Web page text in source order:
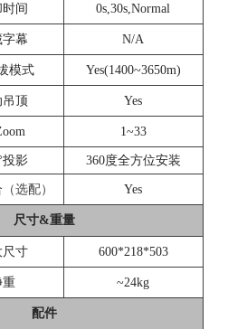
间 0s,30s,Normal
字幕 N/A
模式 Yes(1400~3650m)
吊顶 Yes
1~33
投影 360度全方位安装
（选配） Yes
尺寸&重量
尺寸 600*218*503
重 ~24kg
配件